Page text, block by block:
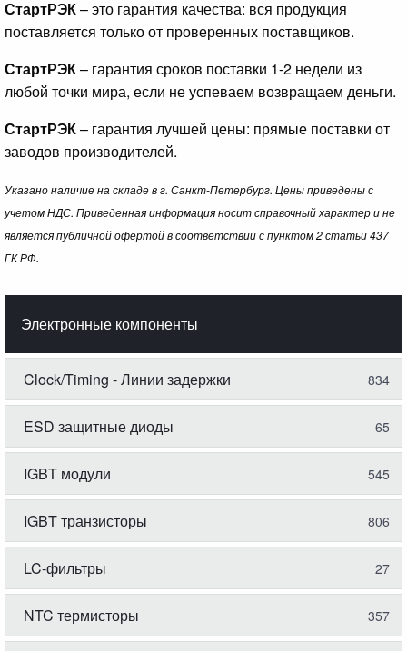
СтартРЭК– это гарантия качества: вся продукция
поставляется только от проверенных поставщиков.
СтартРЭК– гарантия сроков поставки 1-2 недели из
любой точки мира, если не успеваем возвращаем деньги.
СтартРЭК– гарантия лучшей цены: прямые поставки от
заводов производителей.
Указано наличие на складе в г. Санкт-Петербург. Цены приведены с
учетом НДС. Приведенная информация носит справочный характер и не
является публичной офертой в соответствии с пунктом 2 статьи 437
ГК РФ.
Электронные компоненты
Clock/Timing - Линии задержки 834
ESD защитные диоды 65
IGBT модули 545
IGBT транзисторы 806
LC-фильтры 27
NTC термисторы 357